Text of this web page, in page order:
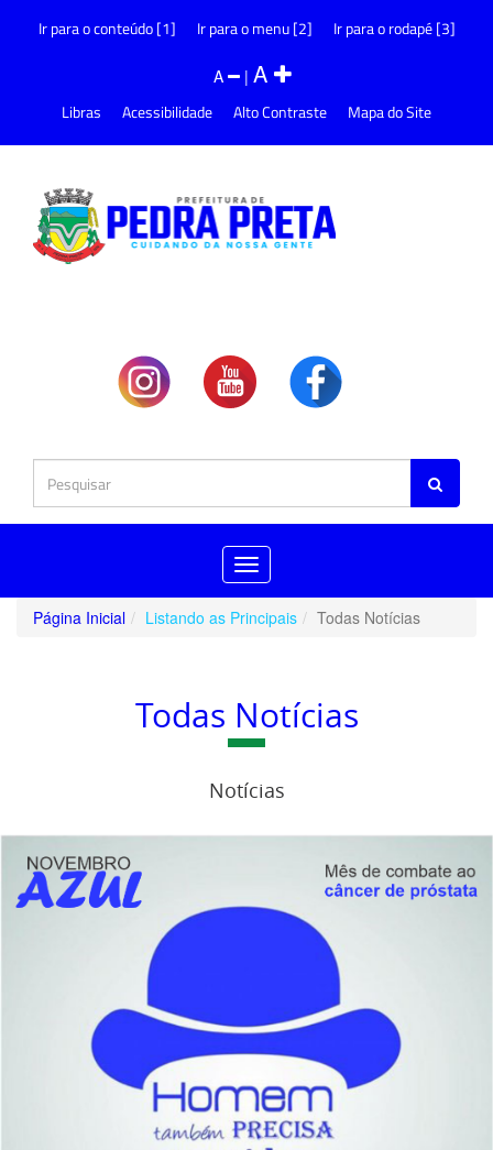
Ir para o conteúdo [1] Ir para o menu [2] Ir para o rodapé [3]
A |A
Libras Acessibilidade Alto Contraste Mapa do Site
Toggle
navigation
Página Inicial
Listando as Principais Todas Notícias
Todas Notícias
Notícias